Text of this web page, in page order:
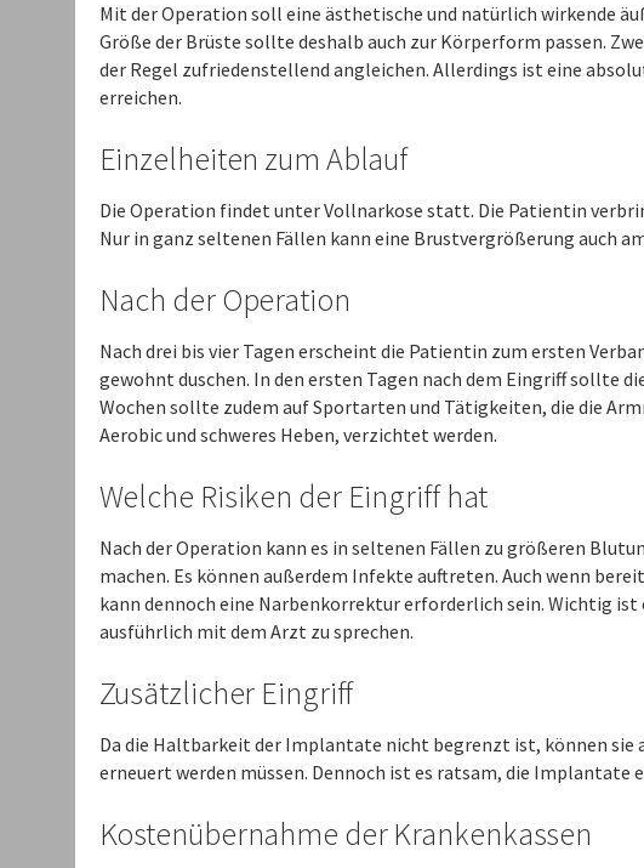
Mit der Operation soll eine ästhetische und natürlich wirkende
Größe der Brüste sollte deshalb auch zur Körperform passen.
der Regel zufriedenstellend angleichen. Allerdings ist eine
erreichen.
Einzelheiten zum Ablauf
Die Operation findet unter Vollnarkose statt. Die Patientin
Nur in ganz seltenen Fällen kann eine Brustvergrößerung auch
Nach der Operation
Nach drei bis vier Tagen erscheint die Patientin zum ersten
gewohnt duschen. In den ersten Tagen nach dem Eingriff sollte
Wochen sollte zudem auf Sportarten und Tätigkeiten, die die
Aerobic und schweres Heben, verzichtet werden.
Welche Risiken der Eingriff hat
Nach der Operation kann es in seltenen Fällen zu größeren
machen. Es können außerdem Infekte auftreten. Auch wenn
kann dennoch eine Narbenkorrektur erforderlich sein. Wichtig
ausführlich mit dem Arzt zu sprechen.
Zusätzlicher Eingriff
Da die Haltbarkeit der Implantate nicht begrenzt ist, können sie
erneuert werden müssen. Dennoch ist es ratsam, die
Kostenübernahme der Krankenkassen